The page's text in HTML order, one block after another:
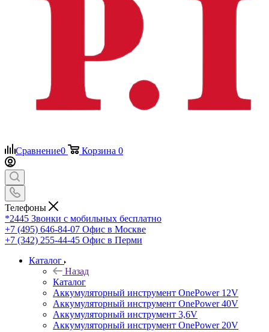
Сравнение0 Корзина 0
Телефоны
*2445 Звонки с мобильных бесплатно
+7 (495) 646-84-07 Офис в Москве
+7 (342) 255-44-45 Офис в Перми
Каталог
Назад
Каталог
Аккумуляторный инструмент OnePower 12V
Аккумуляторный инструмент OnePower 40V
Аккумуляторный инструмент 3,6V
Аккумуляторный инструмент OnePower 20V